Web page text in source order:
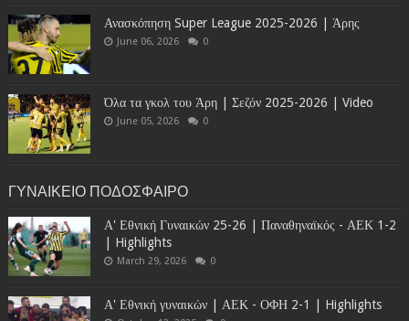
Ανασκόπηση Super League 2025-2026 | Άρης
June 06, 2026 0
Όλα τα γκολ του Άρη | Σεζόν 2025-2026 | Video
June 05, 2026 0
ΓΥΝΑΙΚΕΙΟ ΠΟΔΟΣΦΑΙΡΟ
Α' Εθνική Γυναικών 25-26 | Παναθηναϊκός - ΑΕΚ 1-2
| Highlights
March 29, 2026 0
Α' Εθνική γυναικών | ΑΕΚ - ΟΦΗ 2-1 | Highlights